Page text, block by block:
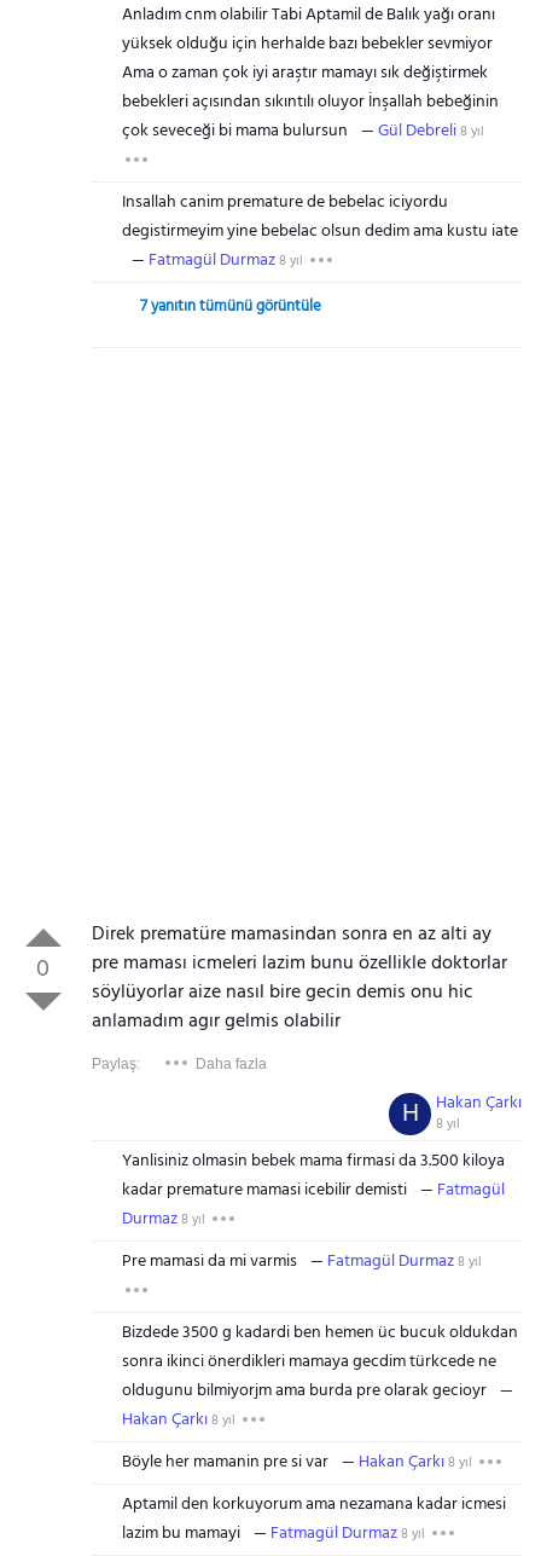
Anladım cnm olabilir Tabi Aptamil de Balık yağı oranı
yüksek olduğu için herhalde bazı bebekler sevmiyor
Ama o zaman çok iyi araştır mamayı sık değiştirmek
bebekleri açısından sıkıntılı oluyor İnşallah bebeğinin
çok seveceği bi mama bulursun
Gül Debreli8 yıl
Insallah canim premature de bebelac iciyordu
degistirmeyim yine bebelac olsun dedim ama kustu iate
Fatmagül Durmaz8 yıl
7 yanıtın tümünü görüntüle
0
Direk prematüre mamasindan sonra en az alti ay
pre maması icmeleri lazim bunu özellikle doktorlar
söylüyorlar aize nasıl bire gecin demis onu hic
anlamadım agır gelmis olabilir
Paylaş: Daha fazla
Hakan Çarkı
8 yıl
H
Yanlisiniz olmasin bebek mama firmasi da 3.500 kiloya
kadar premature mamasi icebilir demisti
Fatmagül
Durmaz8 yıl
Pre mamasi da mi varmis Fatmagül Durmaz8 yıl
Bizdede 3500 g kadardi ben hemen üc bucuk oldukdan
sonra ikinci önerdikleri mamaya gecdim türkcede ne
oldugunu bilmiyorjm ama burda pre olarak gecioyr
Hakan Çarkı8 yıl
Böyle her mamanin pre si var Hakan Çarkı8 yıl
Aptamil den korkuyorum ama nezamana kadar icmesi
lazim bu mamayi
Fatmagül Durmaz8 yıl